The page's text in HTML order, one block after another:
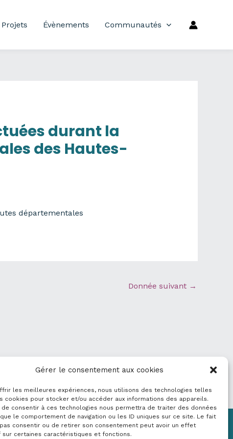
Gérer le consentement aux cookies
les meilleures expériences, nous utilisons des technologies telles
cookies pour stocker et/ou accéder aux informations des appareils.
de consentir à ces technologies nous permettra de traiter des données
le comportement de navigation ou les ID uniques sur ce site. Le fait
consentir ou de retirer son consentement peut avoir un effet
sur certaines caractéristiques et fonctions.
Projets Évènements Communautés
durant la
des Hautes-
départementales
Donnée suivant →
Mentions légales